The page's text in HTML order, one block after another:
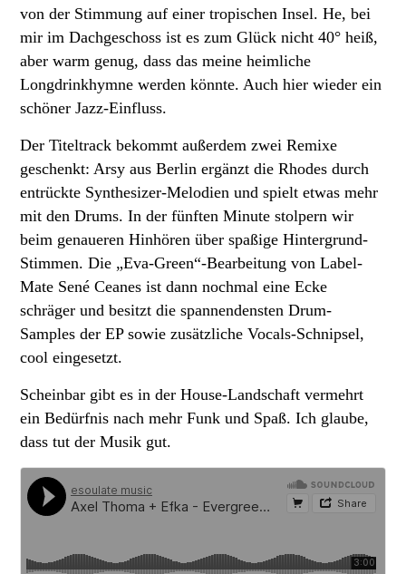
von der Stimmung auf einer tropischen Insel. He, bei
mir im Dachgeschoss ist es zum Glück nicht 40° heiß,
aber warm genug, dass das meine heimliche
Longdrinkhymne werden könnte. Auch hier wieder ein
schöner Jazz-Einfluss.
Der Titeltrack bekommt außerdem zwei Remixe
geschenkt: Arsy aus Berlin ergänzt die Rhodes durch
entrückte Synthesizer-Melodien und spielt etwas mehr
mit den Drums. In der fünften Minute stolpern wir
beim genaueren Hinhören über spaßige Hintergrund-
Stimmen. Die „Eva-Green“-Bearbeitung von Label-
Mate Sené Ceanes ist dann nochmal eine Ecke
schräger und besitzt die spannendensten Drum-
Samples der EP sowie zusätzliche Vocals-Schnipsel,
cool eingesetzt.
Scheinbar gibt es in der House-Landschaft vermehrt
ein Bedürfnis nach mehr Funk und Spaß. Ich glaube,
dass tut der Musik gut.